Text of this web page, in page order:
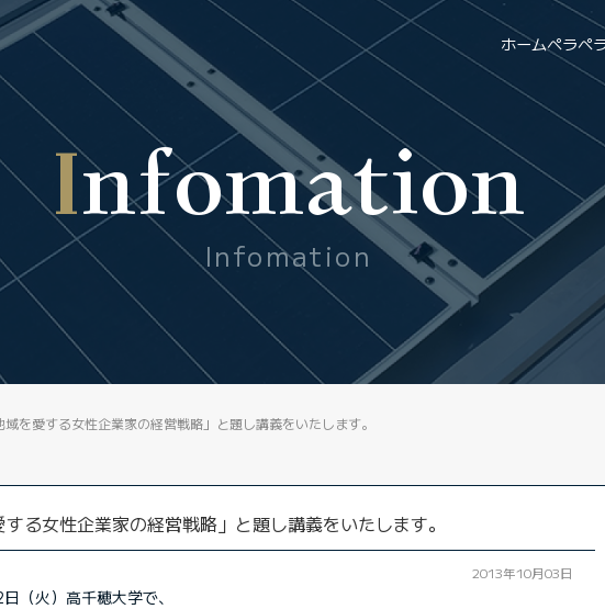
ホームペラペ
Infomation
Infomation
を愛する女性企業家の経営戦略」と題し講義をいたします。
る女性企業家の経営戦略」と題し講義をいたします。
2013年10月03日
（火）高千穂大学で、